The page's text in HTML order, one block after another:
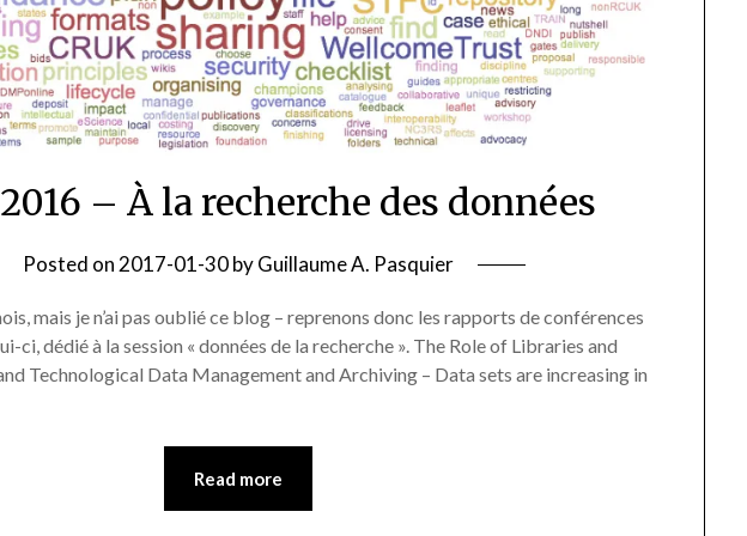
– À la recherche des données
Posted on 2017-01-30byGuillaume A. Pasquier
mais je n’ai pas oublié ce blog – reprenons donc les rapports de conférences
ci, dédié à la session « données de la recherche ». The Role of Libraries and
Technological Data Management and Archiving – Data sets are increasing in
Read more